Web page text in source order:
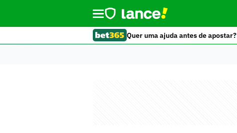
Quer uma ajuda antes de apostar?